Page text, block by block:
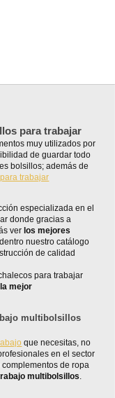
para trabajar
muy utilizados por
de guardar todo
bolsillos; además de
trabajar
especializada en el
donde gracias a
ver los mejores
nuestro catálogo
de calidad
para trabajar
la mejor
multibolsillos
que necesitas, no
en el sector
de ropa
multibolsillos.